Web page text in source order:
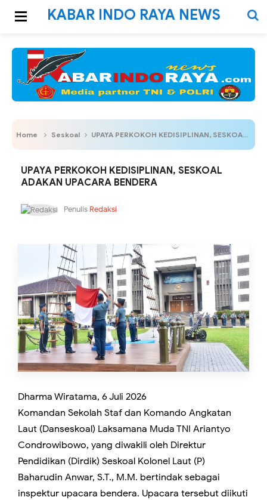
KABAR INDO RAYA NEWS
Home Seskoal UPAYA PERKOKOH KEDISIPLINAN, SESKOAL ADAKAN UPACARA BENDERA
UPAYA PERKOKOH KEDISIPLINAN, SESKOAL
ADAKAN UPACARA BENDERA
Penulis Redaksi
Dharma Wiratama, 6 Juli 2026
Komandan Sekolah Staf dan Komando Angkatan
Laut (Danseskoal) Laksamana Muda TNI Ariantyo
Condrowibowo, yang diwakili oleh Direktur
Pendidikan (Dirdik) Seskoal Kolonel Laut (P)
Baharudin Anwar, S.T., M.M. bertindak sebagai
inspektur upacara bendera. Upacara tersebut diikuti